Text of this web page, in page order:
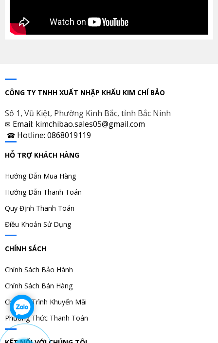
CÔNG TY TNHH XUẤT NHẬP KHẨU KIM CHÍ BẢO
Số 1, Vũ Kiệt, Phường Kinh Bắc, tỉnh Bắc Ninh
✉ Email: kimchibao.sales05@gmail.com
☎ Hotline: 0868019119
HỖ TRỢ KHÁCH HÀNG
Hướng Dẫn Mua Hàng
Hướng Dẫn Thanh Toán
Quy Định Thanh Toán
Điều Khoản Sử Dụng
CHÍNH SÁCH
Chính Sách Bảo Hành
Chính Sách Bán Hàng
Chương Trình Khuyến Mãi
Phương Thức Thanh Toán